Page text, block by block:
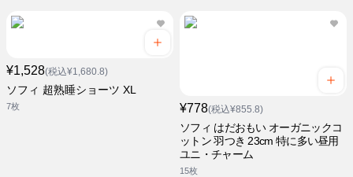
¥1,528(税込¥1,680.8)
ソフィ 超熟睡ショーツ XL
7枚 ¥778(税込¥855.8)
ソフィ はだおもい オーガニックコ
ットン 羽つき 23cm 特に多い昼用
ユニ・チャーム
15枚